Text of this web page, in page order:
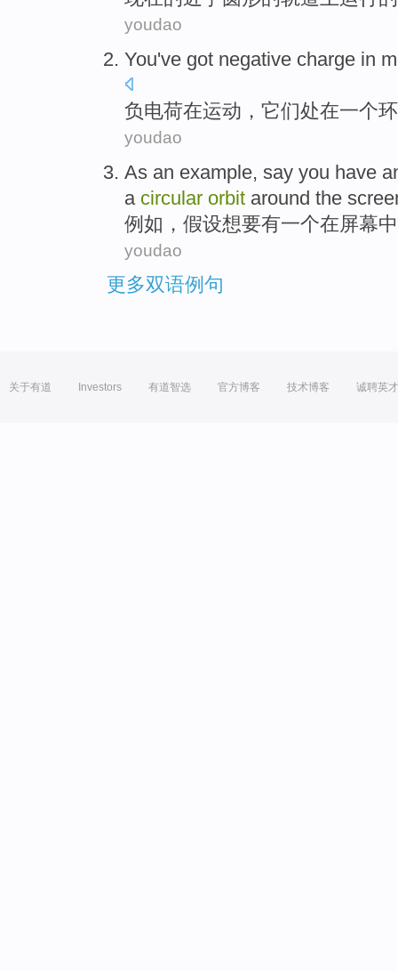
youdao
You've got negative charge in
负电荷在运动 ， 它们处在一个
youdao
As an example, say you have
a circular orbit around the
例如 ， 假设想要有一个在屏幕
youdao
更多双语例句
关于有道 Investors 有道智选 官方博客 技术博客 诚聘英才